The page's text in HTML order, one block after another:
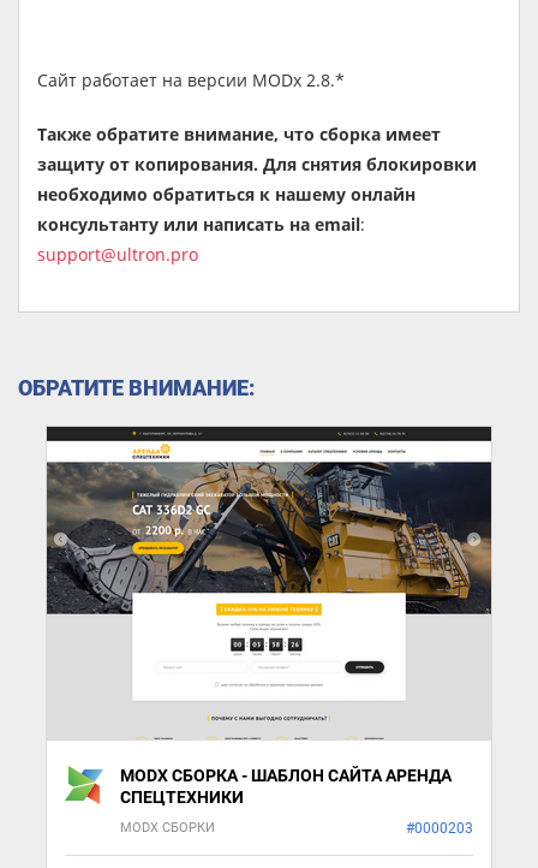
Сайт работает на версии MODx 2.8.*
Также обратите внимание, что сборка имеет
защиту от копирования. Для снятия блокировки
необходимо обратиться к нашему онлайн
консультанту или написать на email:
support@ultron.pro
ОБРАТИТЕ ВНИМАНИЕ:
MODX СБОРКА - ШАБЛОН САЙТА АРЕНДА
СПЕЦТЕХНИКИ
MODX СБОРКИ #0000203